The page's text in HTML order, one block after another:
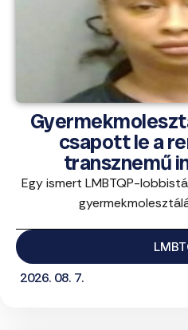
csapott le a
transznemű
Egy ismert LMBTQP-
2026. 08. 7.